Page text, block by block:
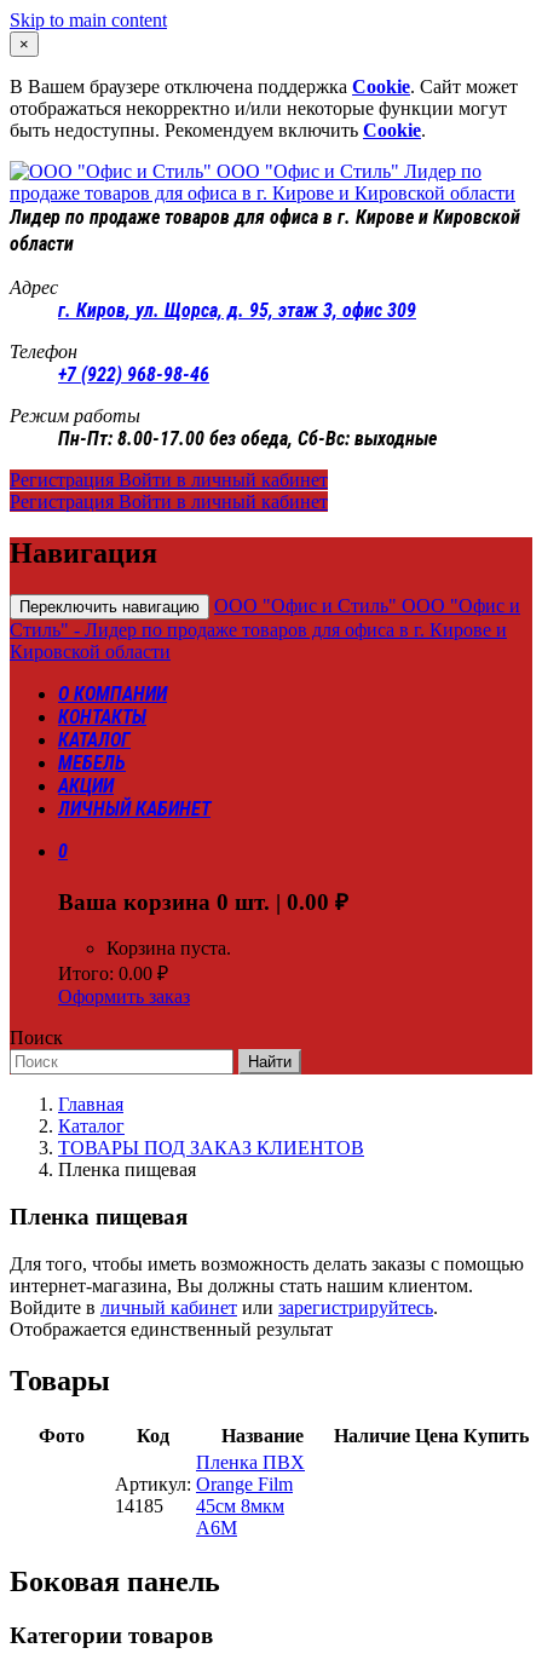
Skip to main content
×
В Вашем браузере отключена поддержка Cookie. Сайт может
отображаться некорректно и/или некоторые функции могут
быть недоступны. Рекомендуем включить Cookie.
ООО "Офис и Стиль" Лидер по
продаже товаров для офиса в г. Кирове и Кировской области
Лидер по продаже товаров для офиса в г. Кирове и Кировской
области
Адрес
г. Киров, ул. Щорса, д. 95, этаж 3, офис 309
Телефон
+7 (922) 968-98-46
Режим работы
Пн-Пт: 8.00-17.00 без обеда, Сб-Вс: выходные
Регистрация Войти в личный кабинет
Регистрация Войти в личный кабинет
Навигация
Переключить навигацию ООО "Офис и Стиль" ООО "Офис и
Стиль" - Лидер по продаже товаров для офиса в г. Кирове и
Кировской области
О КОМПАНИИ
КОНТАКТЫ
КАТАЛОГ
МЕБЕЛЬ
АКЦИИ
ЛИЧНЫЙ КАБИНЕТ
0
Ваша корзина 0 шт. | 0.00 ₽
Корзина пуста.
Итого: 0.00 ₽
Оформить заказ
Поиск
Найти
Главная
Каталог
ТОВАРЫ ПОД ЗАКАЗ КЛИЕНТОВ
Пленка пищевая
Пленка пищевая
Для того, чтобы иметь возможность делать заказы с помощью
интернет-магазина, Вы должны стать нашим клиентом.
Войдите в личный кабинет или зарегистрируйтесь.
Отображается единственный результат
Товары
Фото Код Название Наличие Цена Купить
Артикул:
14185
Пленка ПВХ
Orange Film
45см 8мкм
А6М
Боковая панель
Категории товаров